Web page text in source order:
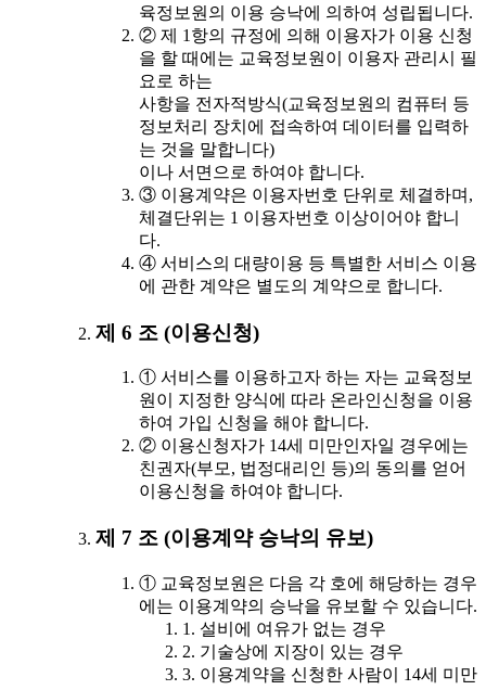
육정보원의 이용 승낙에 의하여 성립됩니다.
② 제 1항의 규정에 의해 이용자가 이용 신청
을 할 때에는 교육정보원이 이용자 관리시 필
요로 하는
사항을 전자적방식(교육정보원의 컴퓨터 등
정보처리 장치에 접속하여 데이터를 입력하
는 것을 말합니다)
이나 서면으로 하여야 합니다.
③ 이용계약은 이용자번호 단위로 체결하며,
체결단위는 1 이용자번호 이상이어야 합니
다.
④ 서비스의 대량이용 등 특별한 서비스 이용
에 관한 계약은 별도의 계약으로 합니다.
제 6 조 (이용신청)
① 서비스를 이용하고자 하는 자는 교육정보
원이 지정한 양식에 따라 온라인신청을 이용
하여 가입 신청을 해야 합니다.
② 이용신청자가 14세 미만인자일 경우에는
친권자(부모, 법정대리인 등)의 동의를 얻어
이용신청을 하여야 합니다.
제 7 조 (이용계약 승낙의 유보)
① 교육정보원은 다음 각 호에 해당하는 경우
에는 이용계약의 승낙을 유보할 수 있습니다.
1. 설비에 여유가 없는 경우
2. 기술상에 지장이 있는 경우
3. 이용계약을 신청한 사람이 14세 미만